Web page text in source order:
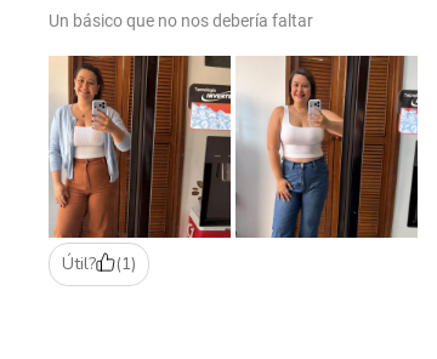
Un básico que no nos debería faltar
Útil? (1)